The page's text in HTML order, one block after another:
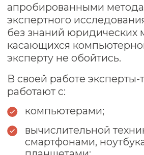
01
03
04
Запрос. Заказчик обращается в
экспертное учреждение с
вопросами, ответы на которые
требуют специальных знаний в
компьютерной экспертизе.
Эксперту передают объекты на
исследование.
Проведение исследования.
заключения по окончанию
компьютерной экспертизы.
Документ содержит полное